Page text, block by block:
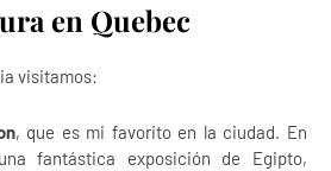
en Quebec
visitamos:
, que es mi favorito en la ciudad. En
fantástica exposición de Egipto,